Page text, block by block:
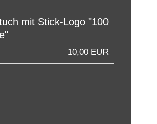
mit Stick-Logo "100
10,00 EUR